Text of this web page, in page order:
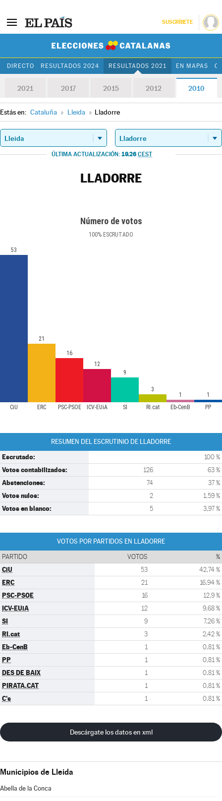
SUSCRÍBETE
DIRECTO RESULTADOS 2024 RESULTADOS 2021 EN MAPAS
2021 2017 2015 2012 2010
Estás en: Cataluña » Lleida » Lladorre
ÚLTIMA ACTUALIZACIÓN: 19.26 CEST
LLADORRE
Número de votos
100% ESCRUTADO
CiU ERC PSC-PSOE ICV-EUiA SI RI.cat Eb-CenB PP
53
21
16
12
9
3
1 1
RESUMEN DEL ESCRUTINIO DE LLADORRE
Escrutado: 100 %
Votos contabilizados: 126 63 %
Abstenciones: 74 37 %
Votos nulos: 2 1,59 %
Votos en blanco: 5 3,97 %
VOTOS POR PARTIDOS EN LLADORRE
PARTIDO VOTOS %
CiU 53 42,74 %
ERC 21 16,94 %
PSC-PSOE 16 12,9 %
ICV-EUiA 12 9,68 %
SI 9 7,26 %
RI.cat 3 2,42 %
Eb-CenB 1 0,81 %
PP 1 0,81 %
DES DE BAIX 1 0,81 %
PIRATA.CAT 1 0,81 %
C's 1 0,81 %
Descárgate los datos en xml
Municipios de Lleida
Abella de la Conca